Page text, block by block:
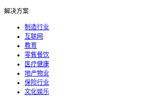
解决方案
制造行业
互联网
教育
零售餐饮
医疗健康
地产物业
保险行业
文化娱乐